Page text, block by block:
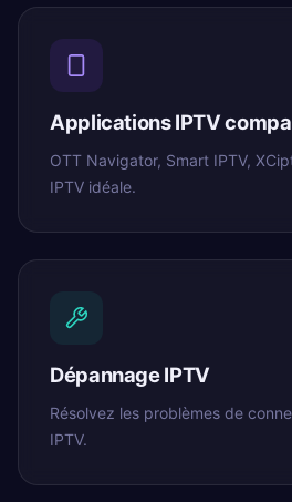
Applications IPTV
OTT Navigator, Smart IPTV,
IPTV idéale.
Dépannage IPTV
Résolvez les problèmes de
IPTV.